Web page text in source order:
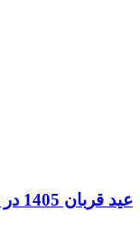
عید قربان 1405 در عسلویه به روایت تصویر